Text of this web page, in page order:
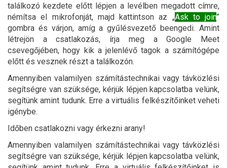
találkozó kezdete előtt lépjen a levélben megadott címre,
némítsa el mikrofonját, majd kattintson az „Ask to join”
gombra és várjon, amíg a gyűlésvezető beengedi. Amint
létrejön a csatlakozás, írja meg a Google Meet
csevegőjében, hogy kik a jelenlévő tagok a számítógépe
előtt és vesznek részt a találkozón.
Amennyiben valamilyen számítástechnikai vagy távközlési
segítségre van szüksége, kérjük lépjen kapcsolatba velünk,
segítünk amint tudunk. Erre a virtuális felkészítőinket veheti
igénybe.
Időben csatlakozni vagy érkezni arany!
Amennyiben valamilyen számítástechnikai vagy távközlési
segítségre van szüksége, kérjük lépjen kapcsolatba velünk,